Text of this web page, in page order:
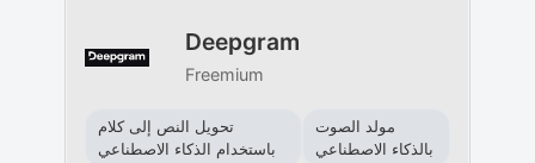
Deepgram
Freemium
تحويل النص إلى كلام
باستخدام الذكاء الاصطناعي
مولد الصوت
بالذكاء الاصطناعي